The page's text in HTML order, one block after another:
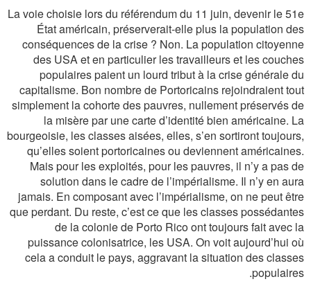
La voie choisie lors du référendum du 11 juin, devenir le 51e
État américain, préserverait-elle plus la population des
conséquences de la crise ? Non. La population citoyenne
des USA et en particulier les travailleurs et les couches
populaires paient un lourd tribut à la crise générale du
capitalisme. Bon nombre de Portoricains rejoindraient tout
simplement la cohorte des pauvres, nullement préservés de
la misère par une carte d’identité bien américaine. La
bourgeoisie, les classes aisées, elles, s’en sortiront toujours,
qu’elles soient portoricaines ou deviennent américaines.
Mais pour les exploités, pour les pauvres, il n’y a pas de
solution dans le cadre de l’impérialisme. Il n’y en aura
jamais. En composant avec l’impérialisme, on ne peut être
que perdant. Du reste, c’est ce que les classes possédantes
de la colonie de Porto Rico ont toujours fait avec la
puissance colonisatrice, les USA. On voit aujourd’hui où
cela a conduit le pays, aggravant la situation des classes
populaires.